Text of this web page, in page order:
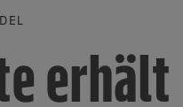
erhält